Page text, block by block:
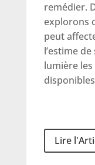
remédier.
explorons
peut
l’estime
lumière
Lire